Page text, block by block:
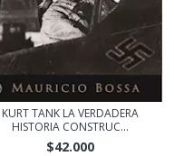
KURT TANK LA VERDADERA
HISTORIA CONSTRUC...
$42.000